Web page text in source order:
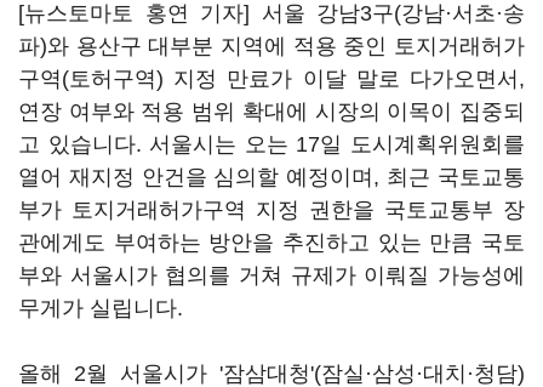
[뉴스토마토 홍연 기자] 서울 강남3구(강남·서초·송
파)와 용산구 대부분 지역에 적용 중인 토지거래허가
구역(토허구역) 지정 만료가 이달 말로 다가오면서,
연장 여부와 적용 범위 확대에 시장의 이목이 집중되
고 있습니다. 서울시는 오는 17일 도시계획위원회를
열어 재지정 안건을 심의할 예정이며, 최근 국토교통
부가 토지거래허가구역 지정 권한을 국토교통부 장
관에게도 부여하는 방안을 추진하고 있는 만큼 국토
부와 서울시가 협의를 거쳐 규제가 이뤄질 가능성에
무게가 실립니다.
올해 2월 서울시가 '잠삼대청'(잠실·삼성·대치·청담)